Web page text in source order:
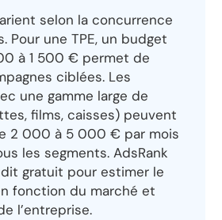
selon la concurrence
Pour une TPE, un budget
à 1 500 € permet de
ciblées. Les
une gamme large de
films, caisses) peuvent
2 000 à 5 000 € par mois
les segments. AdsRank
gratuit pour estimer le
fonction du marché et
l’entreprise.